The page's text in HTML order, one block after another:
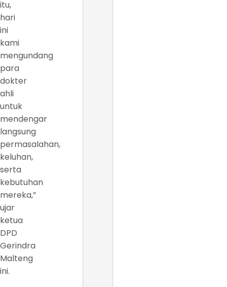
itu,
hari
ini
kami
mengundang
para
dokter
ahli
untuk
mendengar
langsung
permasalahan,
keluhan,
serta
kebutuhan
mereka,”
ujar
ketua
DPD
Gerindra
Malteng
ini.